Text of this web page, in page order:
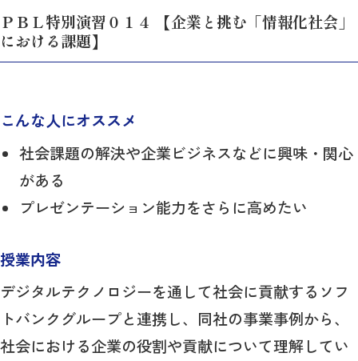
ＰＢＬ特別演習０１４ 【企業と挑む「情報化社会」
における課題】
こんな人にオススメ
社会課題の解決や企業ビジネスなどに興味・関心
がある
プレゼンテーション能力をさらに高めたい
授業内容
デジタルテクノロジーを通して社会に貢献するソフ
トバンクグループと連携し、同社の事業事例から、
社会における企業の役割や貢献について理解してい